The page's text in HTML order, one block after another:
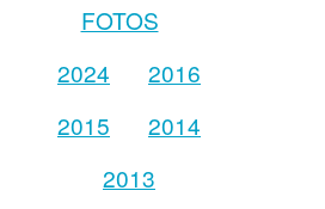
FOTOS
2024
2016
2015
2014
2013